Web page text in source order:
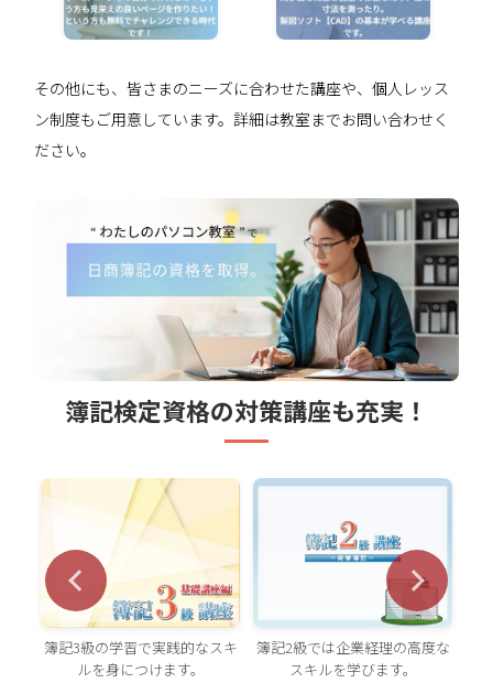
その他にも、皆さまのニーズに合わせた講座や、個人レッス
ン制度もご用意しています。詳細は教室までお問い合わせく
ださい。
簿記検定資格の対策講座も充実！
簿記3級の学習で実践的なスキ
ルを身につけます。
簿記2級では企業経理の高度な
スキルを学びます。